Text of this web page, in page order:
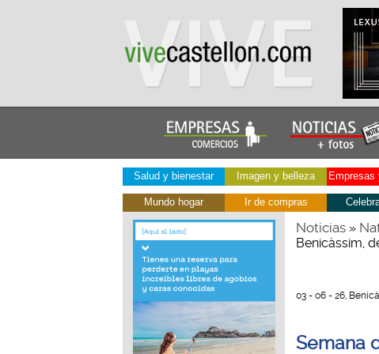
Salud y bienestar Imagen y belleza
Mundo hogar Ir de compras
Noticias»
Benicàssim,
03 - 06 - 26,
Semana